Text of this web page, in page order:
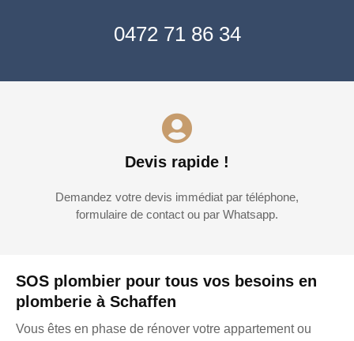
SOS plombier pour tous vos besoins en
plomberie à Schaffen
Vous êtes en phase de rénover votre appartement ou
0472 71 86 34
Devis rapide !
Demandez votre devis immédiat par téléphone,
formulaire de contact ou par Whatsapp.